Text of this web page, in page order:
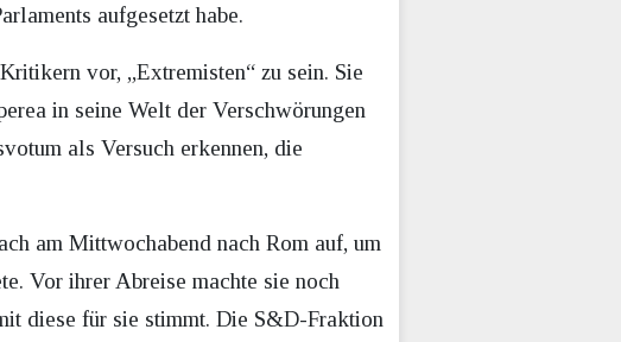
aufgesetzt habe.
vor, „Extremisten“ zu sein. Sie
in seine Welt der Verschwörungen
als Versuch erkennen, die
am Mittwochabend nach Rom auf, um
Vor ihrer Abreise machte sie noch
diese für sie stimmt. Die S&D-Fraktion